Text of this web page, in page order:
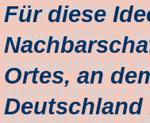
Für diese
Ortes, an